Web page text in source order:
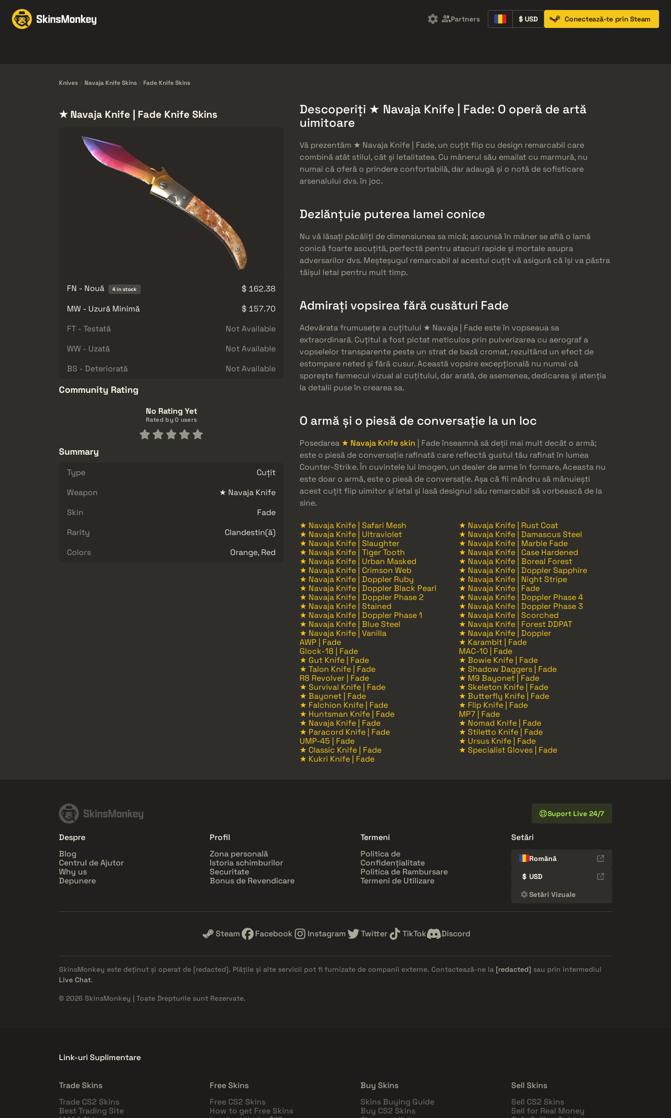
Partners $ USD Conectează-te prin Steam
Knives Navaja Knife Skins Fade Knife Skins
★ Navaja Knife | Fade Knife Skins
FN - Nouă 4 in stock
$ 162.38
MW - Uzură Minimă
$ 157.70
FT - Testată
Not Available
WW - Uzată
Not Available
BS - Deteriorată
Not Available
Community Rating
No Rating Yet
Rated by 0 users
Summary
Type
Cuțit
Weapon
★ Navaja Knife
Skin
Fade
Rarity
Clandestin(ă)
Colors
Orange, Red
Descoperiți ★ Navaja Knife | Fade: O operă de artă
uimitoare
Vă prezentăm ★ Navaja Knife | Fade, un cuțit flip cu design remarcabil care
combină atât stilul, cât și letalitatea. Cu mânerul său emailat cu marmură, nu
numai că oferă o prindere confortabilă, dar adaugă și o notă de sofisticare
arsenalului dvs. în joc.
Dezlănțuie puterea lamei conice
Nu vă lăsați păcăliți de dimensiunea sa mică; ascunsă în mâner se află o lamă
conică foarte ascuțită, perfectă pentru atacuri rapide și mortale asupra
adversarilor dvs. Meșteșugul remarcabil al acestui cuțit vă asigură că își va păstra
tăișul letal pentru mult timp.
Admirați vopsirea fără cusături Fade
Adevărata frumusețe a cuțitului ★ Navaja | Fade este în vopseaua sa
extraordinară. Cuțitul a fost pictat meticulos prin pulverizarea cu aerograf a
vopselelor transparente peste un strat de bază cromat, rezultând un efect de
estompare neted și fără cusur. Această vopsire excepțională nu numai că
sporește farmecul vizual al cuțitului, dar arată, de asemenea, dedicarea și atenția
la detalii puse în crearea sa.
O armă și o piesă de conversație la un loc
Posedarea ★ Navaja Knife skin | Fade înseamnă să deții mai mult decât o armă;
este o piesă de conversație rafinată care reflectă gustul tău rafinat în lumea
Counter-Strike. În cuvintele lui Imogen, un dealer de arme în formare, Aceasta nu
este doar o armă, este o piesă de conversație. Așa că fii mândru să mânuiești
acest cuțit flip uimitor și letal și lasă designul său remarcabil să vorbească de la
sine.
★ Navaja Knife | Safari Mesh
★ Navaja Knife | Rust Coat
★ Navaja Knife | Ultraviolet
★ Navaja Knife | Damascus Steel
★ Navaja Knife | Slaughter
★ Navaja Knife | Marble Fade
★ Navaja Knife | Tiger Tooth
★ Navaja Knife | Case Hardened
★ Navaja Knife | Urban Masked
★ Navaja Knife | Boreal Forest
★ Navaja Knife | Crimson Web
★ Navaja Knife | Doppler Sapphire
★ Navaja Knife | Doppler Ruby
★ Navaja Knife | Night Stripe
★ Navaja Knife | Doppler Black Pearl
★ Navaja Knife | Fade
★ Navaja Knife | Doppler Phase 2
★ Navaja Knife | Doppler Phase 4
★ Navaja Knife | Stained
★ Navaja Knife | Doppler Phase 3
★ Navaja Knife | Doppler Phase 1
★ Navaja Knife | Scorched
★ Navaja Knife | Blue Steel
★ Navaja Knife | Forest DDPAT
★ Navaja Knife | Vanilla
★ Navaja Knife | Doppler
AWP | Fade
★ Karambit | Fade
Glock-18 | Fade
MAC-10 | Fade
★ Gut Knife | Fade
★ Bowie Knife | Fade
★ Talon Knife | Fade
★ Shadow Daggers | Fade
R8 Revolver | Fade
★ M9 Bayonet | Fade
★ Survival Knife | Fade
★ Skeleton Knife | Fade
★ Bayonet | Fade
★ Butterfly Knife | Fade
★ Falchion Knife | Fade
★ Flip Knife | Fade
★ Huntsman Knife | Fade
MP7 | Fade
★ Navaja Knife | Fade
★ Nomad Knife | Fade
★ Paracord Knife | Fade
★ Stiletto Knife | Fade
UMP-45 | Fade
★ Ursus Knife | Fade
★ Classic Knife | Fade
★ Specialist Gloves | Fade
★ Kukri Knife | Fade
Suport Live 24/7
Despre
Blog
Centrul de Ajutor
Why us
Depunere
Profil
Zona personală
Istoria schimburilor
Securitate
Bonus de Revendicare
Termeni
Politica de
Confidențialitate
Politica de Rambursare
Termeni de Utilizare
Setări
Română
$ USD
Setări Vizuale
Steam Facebook Instagram Twitter TikTok Discord
SkinsMonkey este deținut și operat de [redacted]. Plățile și alte servicii pot fi furnizate de companii externe. Contactează-ne la [redacted] sau prin intermediul
Live Chat.
© 2026 SkinsMonkey | Toate Drepturile sunt Rezervate.
Link-uri Suplimentare
Trade Skins
Trade CS2 Skins
Best Trading Site
Free Skins
Free CS2 Skins
How to get Free Skins
Buy Skins
Skins Buying Guide
Buy CS2 Skins
Sell Skins
Sell CS2 Skins
Sell for Real Money